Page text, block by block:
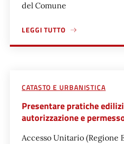
del Comune
LEGGI TUTTO
A PROPOSITO DI
CATASTO E URBANISTICA
Presentare pratiche
autorizzazione e
Accesso Unitario (Regione